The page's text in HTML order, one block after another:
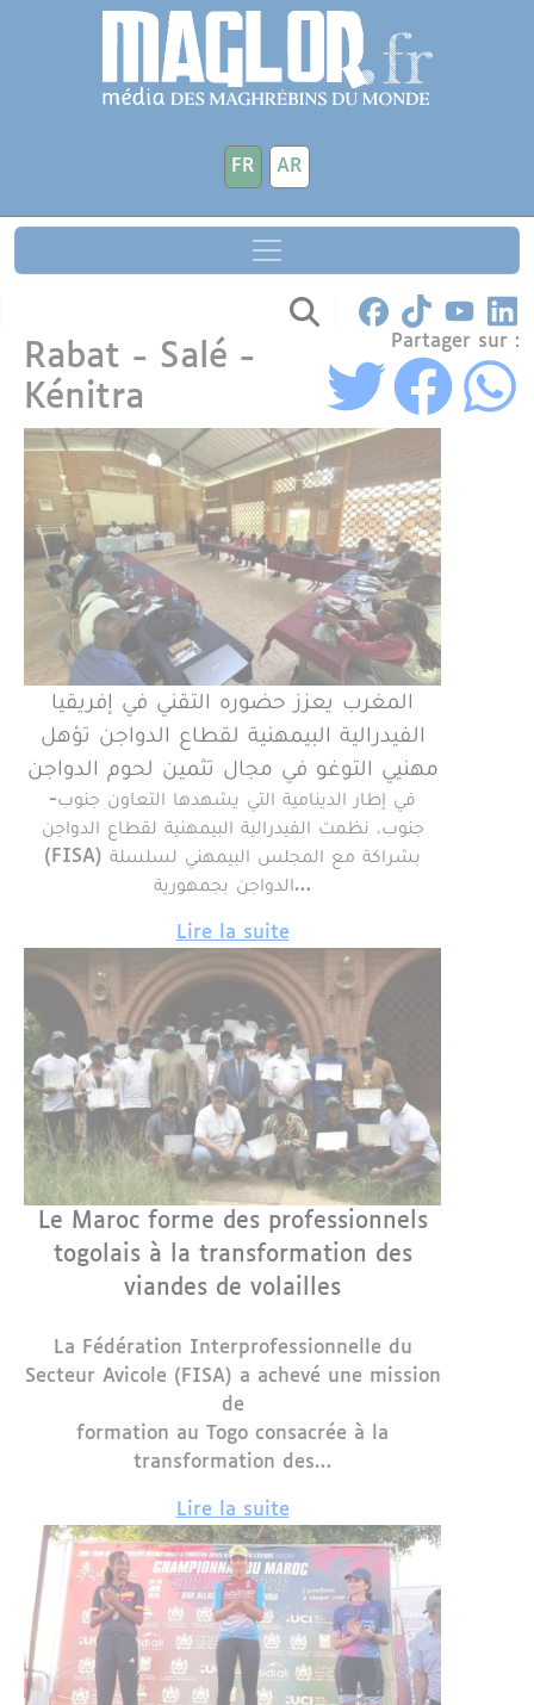
Aller au contenu principal
FR AR
Partager sur :
Rabat - Salé -
Kénitra
المغرب يعزز حضوره التقني في إفريقيا
الفيدرالية البيمهنية لقطاع الدواجن تؤهل
مهنيي التوغو في مجال تثمين لحوم الدواجن
في إطار الدينامية التي يشهدها التعاون جنوب-
جنوب، نظمت الفيدرالية البيمهنية لقطاع الدواجن
(FISA) بشراكة مع المجلس البيمهني لسلسلة
الدواجن بجمهورية…
Lire la suite
Le Maroc forme des professionnels
togolais à la transformation des
viandes de volailles
La Fédération Interprofessionnelle du
Secteur Avicole (FISA) a achevé une mission
de
formation au Togo consacrée à la
transformation des…
Lire la suite
Panneau de gestion des cookies